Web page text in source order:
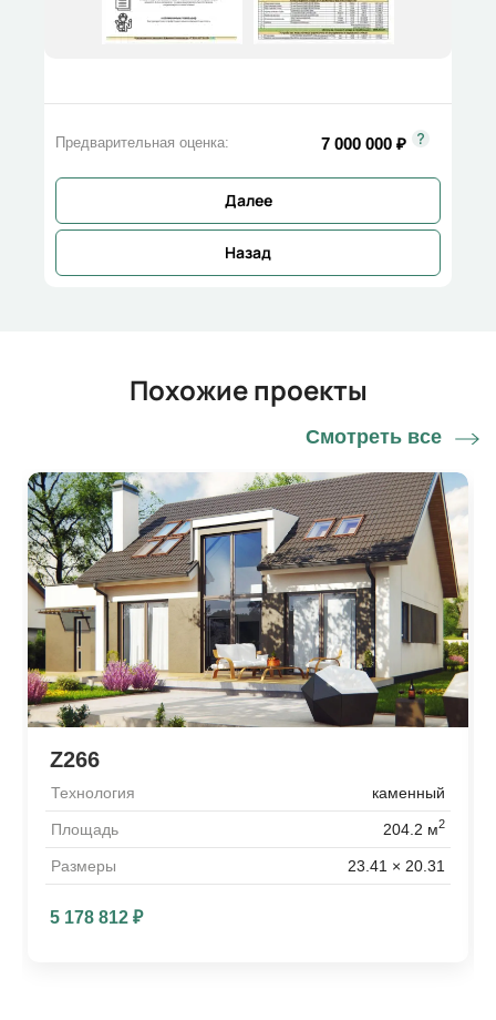
Предварительная оценка: 7 000 000 ₽
Назад
Далее
Похожие проекты
Смотреть все
Z266
Технология каменный
Площадь 204.2 м2
Размеры 23.41 × 20.31
5 178 812₽